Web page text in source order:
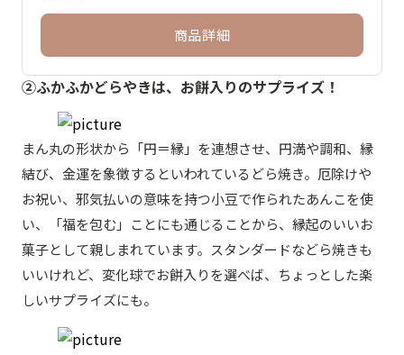
商品詳細
②ふかふかどらやきは、お餅入りのサプライズ！
まん丸の形状から「円＝縁」を連想させ、円満や調和、縁
結び、金運を象徴するといわれているどら焼き。厄除けや
お祝い、邪気払いの意味を持つ小豆で作られたあんこを使
い、「福を包む」ことにも通じることから、縁起のいいお
菓子として親しまれています。スタンダードなどら焼きも
いいけれど、変化球でお餅入りを選べば、ちょっとした楽
しいサプライズにも。